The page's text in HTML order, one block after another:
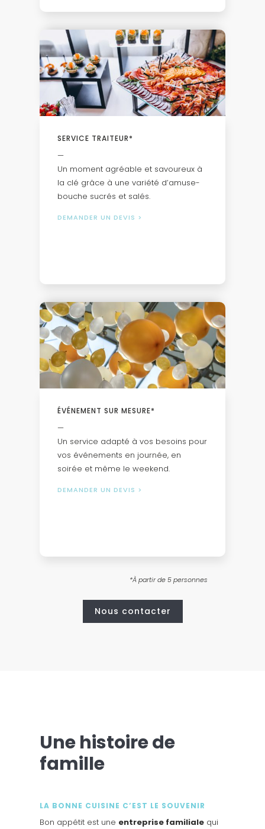
SERVICE TRAITEUR*
—
Un moment agréable et savoureux à
la clé grâce à une variété d’amuse-
bouche sucrés et salés.
DEMANDER UN DEVIS >
ÉVÉNEMENT SUR MESURE*
—
Un service adapté à vos besoins pour
vos événements en journée, en
soirée et même le weekend.
DEMANDER UN DEVIS >
*À partir de 5 personnes
Nous contacter
Une histoire de
famille
LA BONNE CUISINE C’EST LE SOUVENIR
Bon appétit est une entreprise familiale qui